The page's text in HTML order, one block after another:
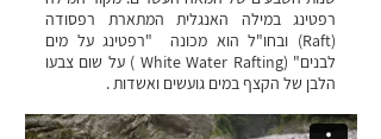
רפטינג במילה האנגלית המתארת רפסודה
(Raft) ובחו"ל הוא מכונה "רפטינג על מים
לבנים" (White Water Rafting ) על שום צבעו
הלבן של הקצף במים גועשים ואשדות .